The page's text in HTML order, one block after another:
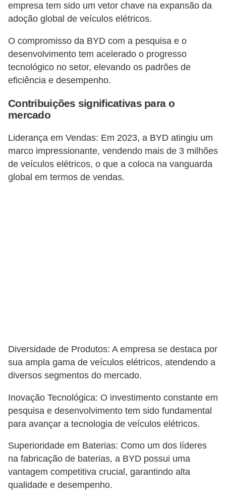
empresa tem sido um vetor chave na expansão da
adoção global de veículos elétricos.
O compromisso da BYD com a pesquisa e o
desenvolvimento tem acelerado o progresso
tecnológico no setor, elevando os padrões de
eficiência e desempenho.
Contribuições significativas para o
mercado
Liderança em Vendas: Em 2023, a BYD atingiu um
marco impressionante, vendendo mais de 3 milhões
de veículos elétricos, o que a coloca na vanguarda
global em termos de vendas.
Diversidade de Produtos: A empresa se destaca por
sua ampla gama de veículos elétricos, atendendo a
diversos segmentos do mercado.
Inovação Tecnológica: O investimento constante em
pesquisa e desenvolvimento tem sido fundamental
para avançar a tecnologia de veículos elétricos.
Superioridade em Baterias: Como um dos líderes
na fabricação de baterias, a BYD possui uma
vantagem competitiva crucial, garantindo alta
qualidade e desempenho.
g
u
r
a
n
ç
e
e
u